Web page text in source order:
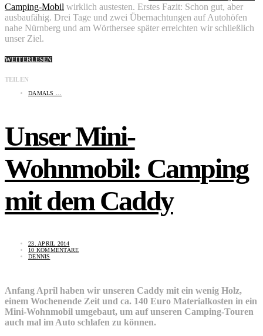
Camping-Mobil wirklich austesten. Erstes Fazit: Schon gut, aber
ausbaufähig. Drei Tage und zwei Übernachtungen auf Autohöfen
nahe Nürnberg und am Wörthersee später erreichten wir schließlich
unser Ziel.
WEITERLESEN
TEILEN
DAMALS …
Unser Mini-
Wohnmobil: Camping
mit dem Caddy
23. APRIL 2014
10 KOMMENTARE
DENNIS
Anfang April haben wir unseren Caddy mit ein wenig Holz,
einem Wochenende Zeit und ca. 140 Euro Materialkosten in ein
Mini-Wohnmobil umgebaut, um auf unseren Camping-Touren
auch mal im Auto schlafen zu können.